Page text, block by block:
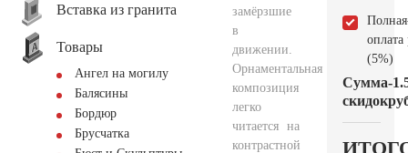
Вставка из гранита
Товары
Ангел на могилу
Балясины
Бордюр
Брусчатка
замёрзшие
в
движении.
Орнаментальная
композиция
легко
читается на
контрастной
Полная
оплата
(5%)
Сумма
скидок
-